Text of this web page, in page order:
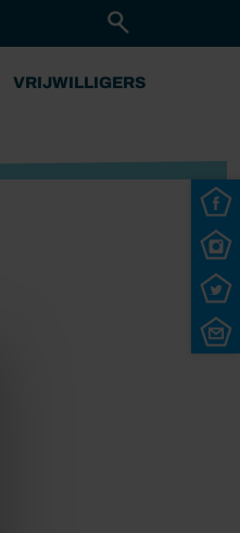
VRIJWILLIGERS